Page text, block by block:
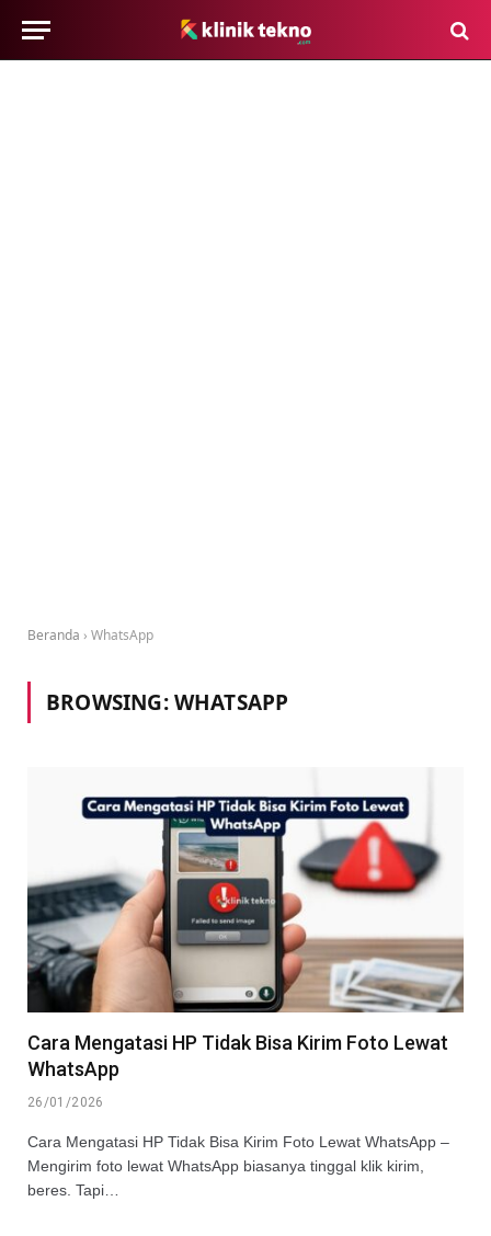
Beranda › WhatsApp
BROWSING:WHATSAPP
Cara Mengatasi HP Tidak Bisa Kirim Foto Lewat
WhatsApp
26/01/2026
Cara Mengatasi HP Tidak Bisa Kirim Foto Lewat WhatsApp –
Mengirim foto lewat WhatsApp biasanya tinggal klik kirim,
beres. Tapi…